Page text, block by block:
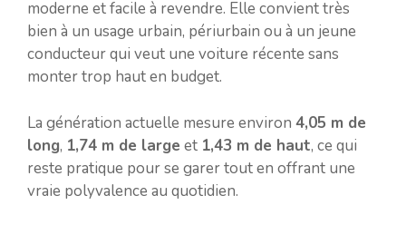
moderne et facile à revendre. Elle convient très
bien à un usage urbain, périurbain ou à un jeune
conducteur qui veut une voiture récente sans
monter trop haut en budget.
La génération actuelle mesure environ 4,05 m de
long, 1,74 m de large et 1,43 m de haut, ce qui
reste pratique pour se garer tout en offrant une
vraie polyvalence au quotidien.